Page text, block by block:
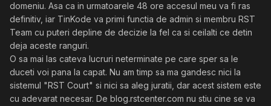
domeniu. Asa ca in urmatoarele 48 ore accesul meu va fi ras
definitiv, iar TinKode va primi functia de admin si membru RST
Team cu puteri depline de decizie la fel ca si ceilalti ce detin
deja aceste ranguri.
O sa mai las cateva lucruri neterminate pe care sper sa le
duceti voi pana la capat. Nu am timp sa ma gandesc nici la
sistemul "RST Court" si nici sa aleg juratii, dar acest sistem este
cu adevarat necesar. De blog.rstcenter.com nu stiu cine se va